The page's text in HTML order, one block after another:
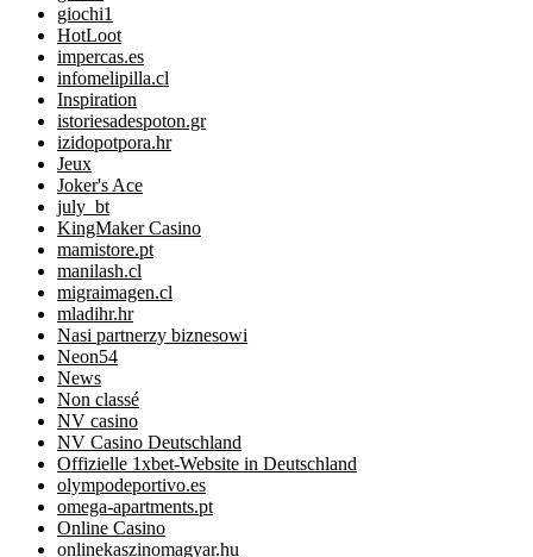
giochi1
HotLoot
impercas.es
infomelipilla.cl
Inspiration
istoriesadespoton.gr
izidopotpora.hr
Jeux
Joker's Ace
july_bt
KingMaker Casino
mamistore.pt
manilash.cl
migraimagen.cl
mladihr.hr
Nasi partnerzy biznesowi
Neon54
News
Non classé
NV casino
NV Casino Deutschland
Offizielle 1xbet-Website in Deutschland
olympodeportivo.es
omega-apartments.pt
Online Casino
onlinekaszinomagyar.hu